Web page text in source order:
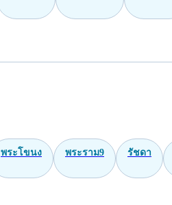
พระโขนง พระราม9 รัชดา